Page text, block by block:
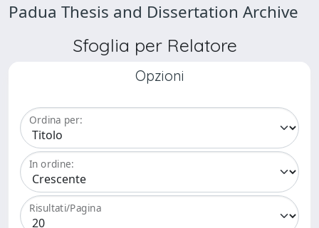
Padua Thesis and Dissertation Archive
Sfoglia per Relatore
Opzioni
Ordina per:
In ordine:
Risultati/Pagina